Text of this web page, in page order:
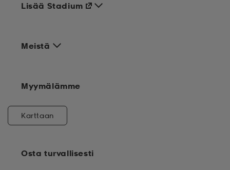
Meistä
Osta turvallisesti
Lisää Stadium
Myymälämme
Karttaan